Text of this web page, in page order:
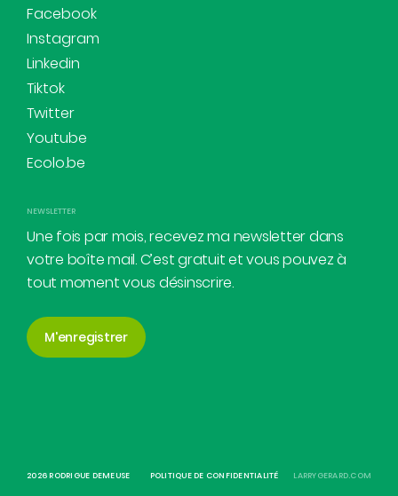
Facebook
Instagram
Linkedin
Tiktok
Twitter
Youtube
Ecolo.be
NEWSLETTER
Une fois par mois, recevez ma newsletter dans
votre boîte mail. C’est gratuit et vous pouvez à
tout moment vous désinscrire.
M'enregistrer
2026 RODRIGUE DEMEUSE POLITIQUE DE CONFIDENTIALITÉ LARRYGERARD.COM